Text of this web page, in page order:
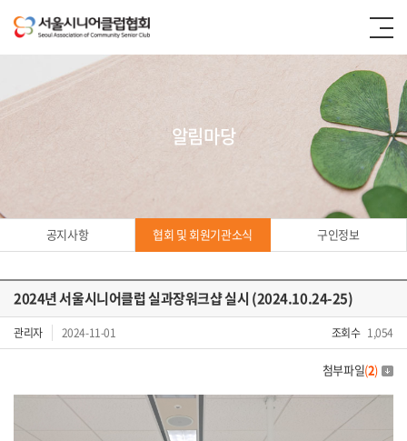
알림마당
공지사항 협회 및 회원기관소식 구인정보
협회 및
2024년 서울시니어클럽 실과장워크샵 실시 (2024.10.24-25)
관리자 2024-11-01 조회수 1,054
첨부파일(2)